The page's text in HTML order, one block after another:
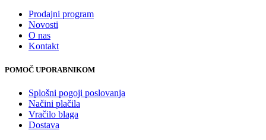
Prodajni program
Novosti
O nas
Kontakt
POMOČ UPORABNIKOM
Splošni pogoji poslovanja
Načini plačila
Vračilo blaga
Dostava